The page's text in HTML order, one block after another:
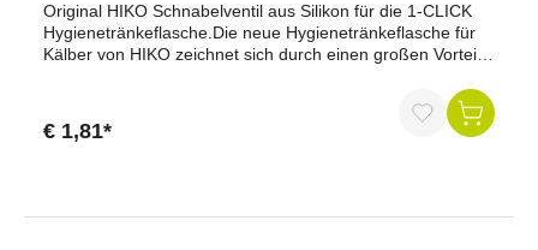
Original HIKO Schnabelventil aus Silikon für die 1-CLICK
Hygienetränkeflasche.Die neue Hygienetränkeflasche für
Kälber von HIKO zeichnet sich durch einen großen Vorteil
Reinigen mit der gesamten Hand in den Behälter. Das kann
man noch bei keiner Tränkeflasche. Des Weiteren wurde
der Deckel mit dem neuen 1-Click Sauger-System
€ 1,81*